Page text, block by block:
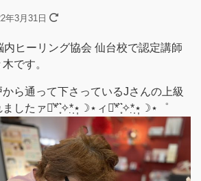
年3月31日
内ヒーリング協会 仙台校で認定講師
です。
ら通って下さっているJさんの上級
ましたァ⋆͛*͛ ͙͛✧*̣̩⋆̩☽⋆ィ⋆͛*͛ ͙͛✧*̣̩⋆̩☽⋆゜